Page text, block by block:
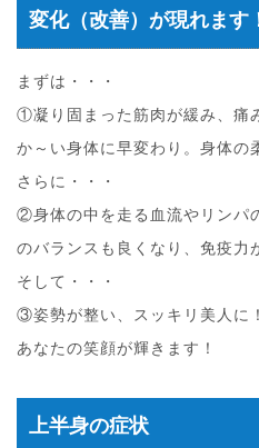
変化（改善）が現れます
まずは・・・
①凝り固まった筋肉が緩み、痛
か～い身体に早変わり。身体の
さらに・・・
②身体の中を走る血流やリンパ
のバランスも良くなり、免疫力
そして・・・
③姿勢が整い、スッキリ美人に
あなたの笑顔が輝きます！
上半身の症状